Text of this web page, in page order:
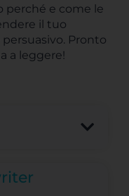
perché e come le
il tuo
Pronto
a leggere!